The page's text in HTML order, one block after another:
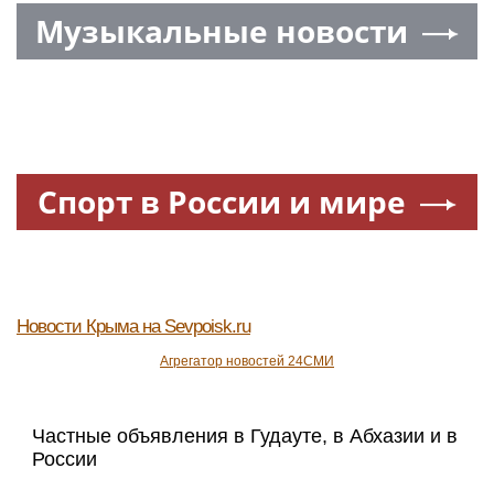
Музыкальные новости
Спорт в России и мире
Новости Крыма на Sevpoisk.ru
Агрегатор новостей 24СМИ
Частные объявления в Гудауте, в Абхазии и в
России